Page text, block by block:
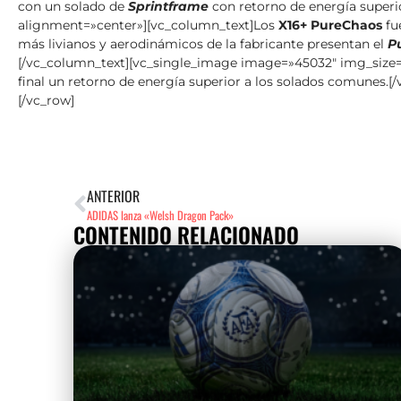
con un solado de Sprintframe con retorno de energía
alignment=»center»][vc_column_text]Los X16+ PureChaos
más livianos y aerodinámicos de la fabricante presentan el
[/vc_column_text][vc_single_image image=»45032″
final un retorno de energía superior a los solados
[/vc_row]
ANTERIOR
ADIDAS lanza «Welsh Dragon Pack»
CONTENIDO RELACIONADO